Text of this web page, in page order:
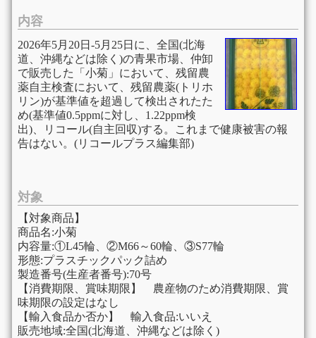
内容
2026年5月20日-5月25日に、全国(北海
道、沖縄などは除く)の青果市場、仲卸
で販売した「小菊」において、残留農
薬自主検査において、残留農薬(トリホ
リン)が基準値を超過して検出されたた
め(基準値0.5ppmに対し、1.22ppm検
出)、リコール(自主回収)する。これまで健康被害の報
告はない。(リコールプラス編集部)
対象
【対象商品】
商品名:小菊
内容量:①L45輪、②M66～60輪、③S77輪
形態:プラスチックパック詰め
製造番号(生産者番号):70号
【消費期限、賞味期限】 農産物のため消費期限、賞
味期限の設定はなし
【輸入食品か否か】 輸入食品:いいえ
販売地域:全国(北海道、沖縄などは除く)